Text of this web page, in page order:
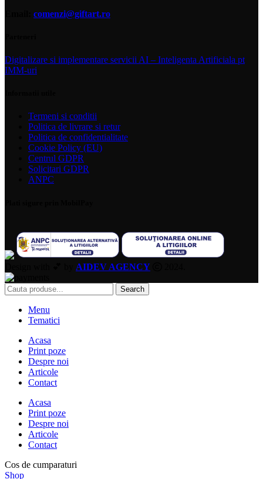
comenzi@giftart.ro
Digitalizare si implementare servicii AI – Inteligenta Artificiala pt
IMM-uri
Termeni si conditii
Politica de livrare si retur
Politica de confidentialitate
Cookie Policy (EU)
Centrul GDPR
Solicitari GDPR
ANPC
AIDEV AGENCY
Search
Menu
Tematici
Acasa
Print poze
Despre noi
Articole
Contact
Acasa
Print poze
Despre noi
Articole
Contact
Cos de cumparaturi
Shop